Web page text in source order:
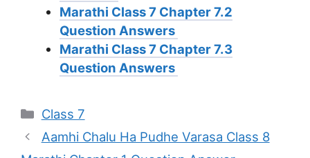
Marathi Class 7 Chapter 7.2
Question Answers
Marathi Class 7 Chapter 7.3
Question Answers
Categories
Class 7
Aamhi Chalu Ha Pudhe Varasa Class 8